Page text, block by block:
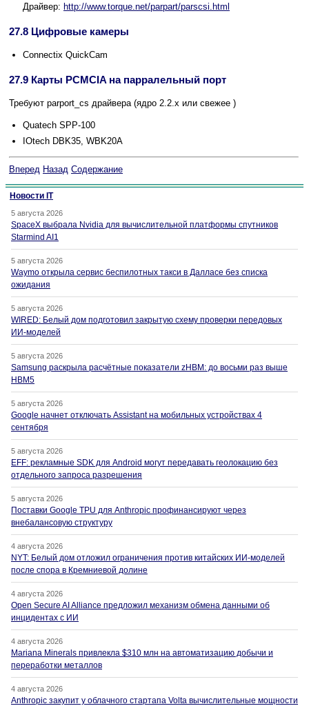
Драйвер: http://www.torque.net/parpart/parscsi.html
27.8 Цифровые камеры
Connectix QuickCam
27.9 Карты PCMCIA на парралельный порт
Требуют parport_cs драйвера (ядро 2.2.x или свежее )
Quatech SPP-100
IOtech DBK35, WBK20A
Вперед Назад Содержание
Новости IT
5 августа 2026
SpaceX выбрала Nvidia для вычислительной платформы спутников
Starmind AI1
5 августа 2026
Waymo открыла сервис беспилотных такси в Далласе без списка
ожидания
5 августа 2026
WIRED: Белый дом подготовил закрытую схему проверки передовых
ИИ-моделей
5 августа 2026
Samsung раскрыла расчётные показатели zHBM: до восьми раз выше
HBM5
5 августа 2026
Google начнет отключать Assistant на мобильных устройствах 4
сентября
5 августа 2026
EFF: рекламные SDK для Android могут передавать геолокацию без
отдельного запроса разрешения
5 августа 2026
Поставки Google TPU для Anthropic профинансируют через
внебалансовую структуру
4 августа 2026
NYT: Белый дом отложил ограничения против китайских ИИ-моделей
после спора в Кремниевой долине
4 августа 2026
Open Secure AI Alliance предложил механизм обмена данными об
инцидентах с ИИ
4 августа 2026
Mariana Minerals привлекла $310 млн на автоматизацию добычи и
переработки металлов
4 августа 2026
Anthropic закупит у облачного стартапа Volta вычислительные мощности